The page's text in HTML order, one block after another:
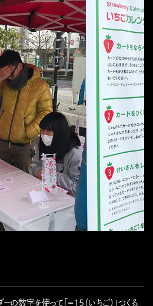
の数字を使って「＝15（いちご）」つくる